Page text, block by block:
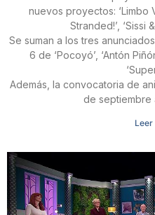
nuevos proyectos: ‘Limbo
Stranded!’, ‘Sissi
Se suman a los tres
6 de ‘Pocoyó’, ‘Antón
Además, la convocatoria de
de septiembre
Leer